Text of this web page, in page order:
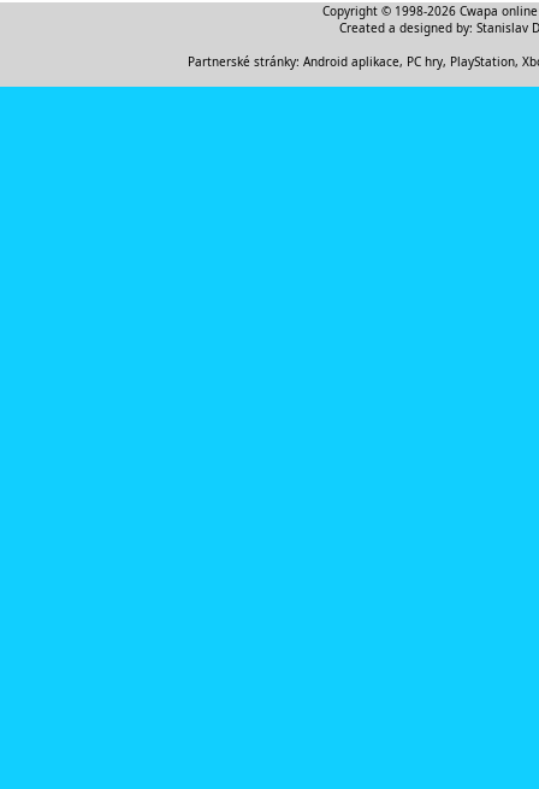
Copyright © 1998-2026 Cwapa
Created a designed by: Stanislav
Partnerské stránky: Android aplikace, PC hry, PlayStation,